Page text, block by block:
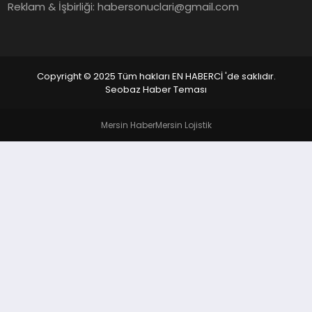
SIYASET
Reklam & İşbirliği:habersonuclari@gmail.com
Copyright © 2025 Tüm hakları EN HABERCİ 'de saklıdır.
Seobaz Haber Teması
Mersin HaberMersin Lojistik